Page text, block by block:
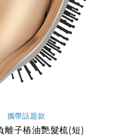
攜帶話題款
離子樁油艷髮梳(短)